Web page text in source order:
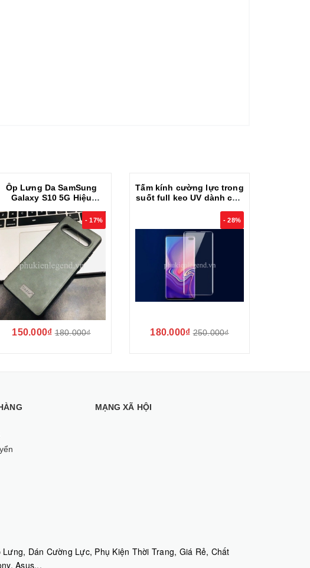
Ốp Lưng Da SamSung
Galaxy S10 5G Hiệu
Cấp
- 17%
150.000₫ 180.000₫
Tấm kính cường lực trong
suốt full keo UV dành cho
- 28%
180.000₫ 250.000₫
MẠNG XÃ HỘI
Dán Cường Lực, Phụ Kiện Thời Trang, Giá Rẻ, Chất
Asus...